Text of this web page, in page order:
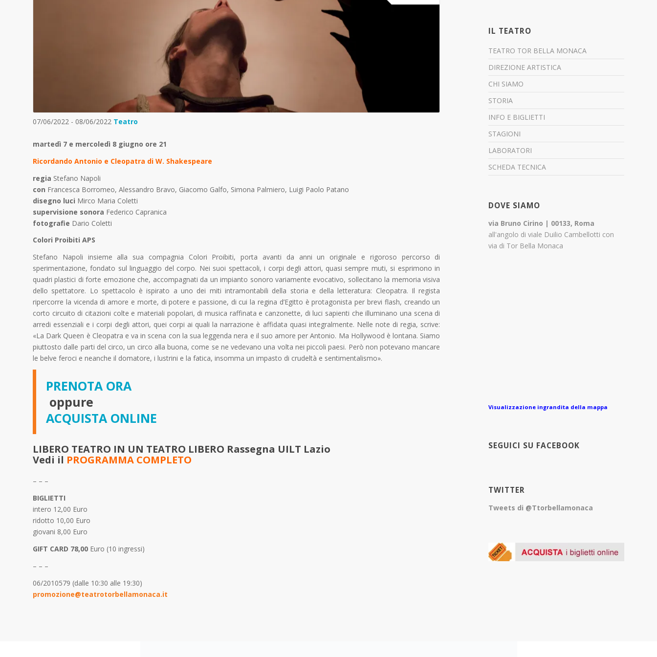
07/06/2022 - 08/06/2022 Teatro
martedì 7 e mercoledì 8 giugno ore 21
Ricordando Antonio e Cleopatra di W. Shakespeare
regia Stefano Napoli
con Francesca Borromeo, Alessandro Bravo, Giacomo Galfo, Simona Palmiero, Luigi Paolo Patano
disegno luci Mirco Maria Coletti
supervisione sonora Federico Capranica
fotografie Dario Coletti
Colori Proibiti APS
Stefano Napoli insieme alla sua compagnia Colori Proibiti, porta avanti da anni un originale e rigoroso percorso di
sperimentazione, fondato sul linguaggio del corpo. Nei suoi spettacoli, i corpi degli attori, quasi sempre muti, si esprimono in
quadri plastici di forte emozione che, accompagnati da un impianto sonoro variamente evocativo, sollecitano la memoria visiva
dello spettatore. Lo spettacolo è ispirato a uno dei miti intramontabili della storia e della letteratura: Cleopatra. Il regista
ripercorre la vicenda di amore e morte, di potere e passione, di cui la regina d’Egitto è protagonista per brevi flash, creando un
corto circuito di citazioni colte e materiali popolari, di musica raffinata e canzonette, di luci sapienti che illuminano una scena di
arredi essenziali e i corpi degli attori, quei corpi ai quali la narrazione è affidata quasi integralmente. Nelle note di regia, scrive:
«La Dark Queen è Cleopatra e va in scena con la sua leggenda nera e il suo amore per Antonio. Ma Hollywood è lontana. Siamo
piuttosto dalle parti del circo, un circo alla buona, come se ne vedevano una volta nei piccoli paesi. Però non potevano mancare
le belve feroci e neanche il domatore, i lustrini e la fatica, insomma un impasto di crudeltà e sentimentalismo».
PRENOTA ORA
oppure
ACQUISTA ONLINE
LIBERO TEATRO IN UN TEATRO LIBERO Rassegna UILT Lazio
Vedi il PROGRAMMA COMPLETO
– – –
BIGLIETTI
intero 12,00 Euro
ridotto 10,00 Euro
giovani 8,00 Euro
GIFT CARD 78,00 Euro (10 ingressi)
– – –
06/2010579 (dalle 10:30 alle 19:30)
promozione@teatrotorbellamonaca.it
IL TEATRO
TEATRO TOR BELLA MONACA
DIREZIONE ARTISTICA
CHI SIAMO
STORIA
INFO E BIGLIETTI
STAGIONI
LABORATORI
SCHEDA TECNICA
DOVE SIAMO
via Bruno Cirino | 00133, Roma
all'angolo di viale Duilio Cambellotti con
via di Tor Bella Monaca
Visualizzazione ingrandita della mappa
SEGUICI SU FACEBOOK
TWITTER
Tweets di @Ttorbellamonaca